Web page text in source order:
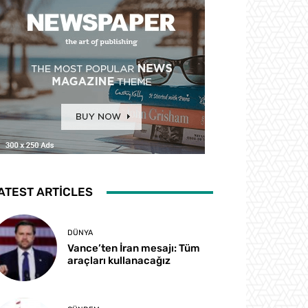
ARTICLES
DÜNYA
Vance’ten İran mesajı: Tüm
araçları kullanacağız